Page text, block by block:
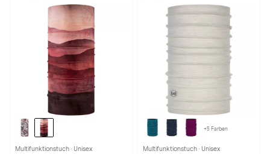
Multifunktionstuch · Unisex
+5 Farben
Multifunktionstuch · Unisex